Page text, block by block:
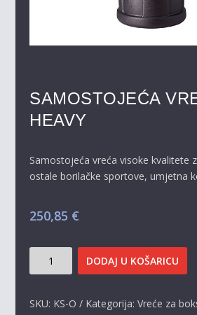
SAMOSTOJEĆA
HEAVY
Samostojeća vreća visoke kvalitete
ostale borilačke sportove, umjetna
250,85 €
SAMOSTOJEĆA
VREĆA
HEAVY
DODAJ U KOŠARICU
SKU: KS-O Kategorija:Vreće za